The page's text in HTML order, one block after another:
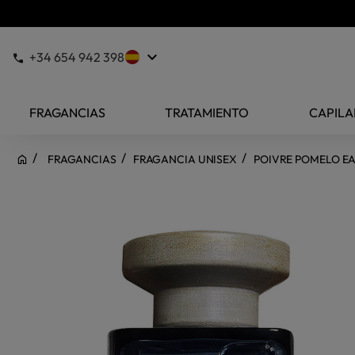
+34 654 942 398 keyboard_arrow_down
FRAGANCIAS TRATAMIENTO
FRAGANCIAS FRAGANCIA UNISEX POIVRE POMELO